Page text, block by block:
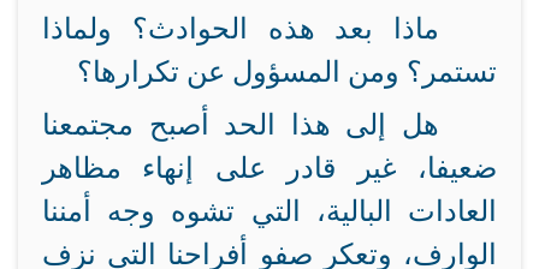
ماذا بعد هذه الحوادث؟ ولماذا
تستمر؟ ومن المسؤول عن تكرارها؟
هل إلى هذا الحد أصبح مجتمعنا
ضعيفا، غير قادر على إنهاء مظاهر
العادات البالية، التي تشوه وجه أمننا
الوارف، وتعكر صفو أفراحنا التي نزف